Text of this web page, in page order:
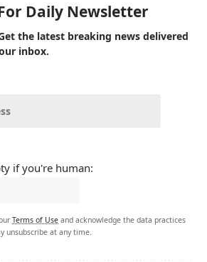
Daily Newsletter
the latest breaking news delivered
inbox.
if you're human:
Terms of Use and acknowledge the data practices
unsubscribe at any time.